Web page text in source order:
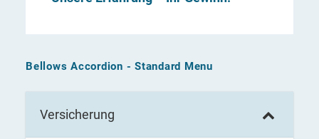
Bellows Accordion - Standard Menu
Versicherung